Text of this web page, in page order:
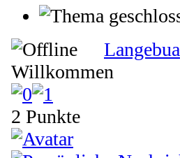
Langebua
Willkommen
2 Punkte